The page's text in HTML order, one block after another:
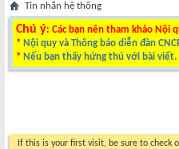
Tin nhắn hệ thống
Chú ý: Các bạn nên tham khảo Nội
* Nội quy và Thông báo diễn đàn
* Nếu bạn thấy hứng thú với bài viết.
If this is your first visit, be sure to check